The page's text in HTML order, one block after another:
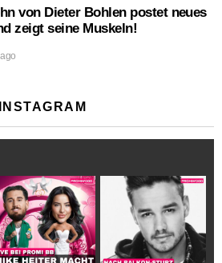
von Dieter Bohlen postet neues
zeigt seine Muskeln!
INSTAGRAM